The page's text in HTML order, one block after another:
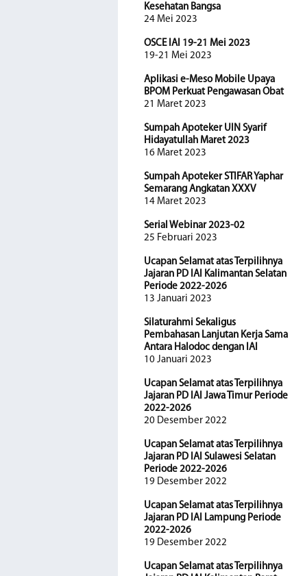
Kesehatan Bangsa
24 Mei 2023
OSCE IAI 19-21 Mei 2023
19-21 Mei 2023
Aplikasi e-Meso Mobile Upaya
BPOM Perkuat Pengawasan Obat
21 Maret 2023
Sumpah Apoteker UIN Syarif
Hidayatullah Maret 2023
16 Maret 2023
Sumpah Apoteker STIFAR Yaphar
Semarang Angkatan XXXV
14 Maret 2023
Serial Webinar 2023-02
25 Februari 2023
Ucapan Selamat atas Terpilihnya
Jajaran PD IAI Kalimantan Selatan
Periode 2022-2026
13 Januari 2023
Silaturahmi Sekaligus
Pembahasan Lanjutan Kerja Sama
Antara Halodoc dengan IAI
10 Januari 2023
Ucapan Selamat atas Terpilihnya
Jajaran PD IAI Jawa Timur Periode
2022-2026
20 Desember 2022
Ucapan Selamat atas Terpilihnya
Jajaran PD IAI Sulawesi Selatan
Periode 2022-2026
19 Desember 2022
Ucapan Selamat atas Terpilihnya
Jajaran PD IAI Lampung Periode
2022-2026
19 Desember 2022
Ucapan Selamat atas Terpilihnya